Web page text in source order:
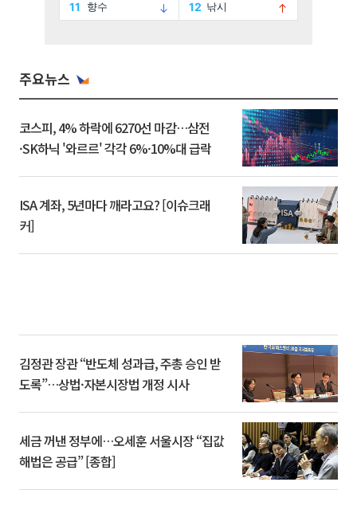
주요뉴스
코스피, 4% 하락에 6270선 마감…삼전
·SK하닉 '와르르' 각각 6%·10%대 급락
ISA 계좌, 5년마다 깨라고요? [이슈크래
커]
김정관 장관 “반도체 성과급, 주총 승인 받
도록”…상법·자본시장법 개정 시사
세금 꺼낸 정부에…오세훈 서울시장 “집값
해법은 공급” [종합]